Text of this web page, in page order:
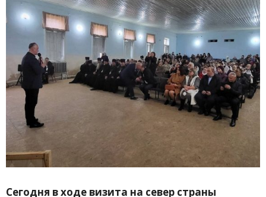
Сегодня в ходе визита на север страны